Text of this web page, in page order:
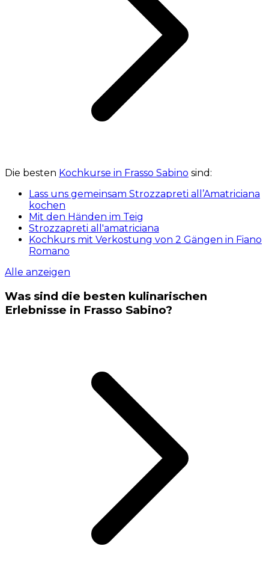
Die besten Kochkurse in Frasso Sabino sind:
Lass uns gemeinsam Strozzapreti all’Amatriciana
kochen
Mit den Händen im Teig
Strozzapreti all'amatriciana
Kochkurs mit Verkostung von 2 Gängen in Fiano
Romano
Alle anzeigen
Was sind die besten kulinarischen
Erlebnisse in Frasso Sabino?